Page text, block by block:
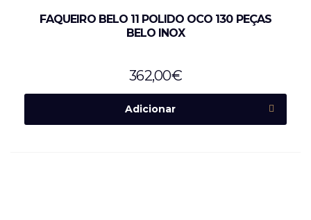
FAQUEIRO BELO 11 POLIDO OCO 130 PEÇAS
BELO INOX
362,00€
Adicionar